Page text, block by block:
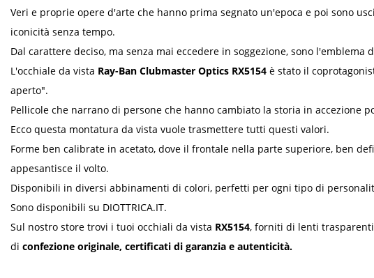
Veri e proprie opere d'arte che hanno prima segnato un'epoca e poi sono
iconicità senza tempo.
Dal carattere deciso, ma senza mai eccedere in soggezione, sono l'emblema
L'occhiale da vista Ray-Ban Clubmaster Optics RX5154 è stato il
aperto".
Pellicole che narrano di persone che hanno cambiato la storia in accezione
Ecco questa montatura da vista vuole trasmettere tutti questi valori.
Forme ben calibrate in acetato, dove il frontale nella parte superiore, ben
appesantisce il volto.
Disponibili in diversi abbinamenti di colori, perfetti per ogni tipo di
Sono disponibili su DIOTTRICA.IT.
Sul nostro store trovi i tuoi occhiali da vista RX5154, forniti di lenti
di confezione originale, certificati di garanzia e autenticità.